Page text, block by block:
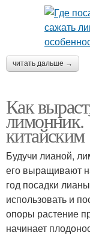
читать дальше →
Как
лимонник.
китайским
Будучи лианой,
его выращивают
год посадки
использовать и
опоры растение
начинает